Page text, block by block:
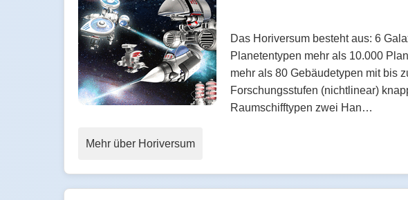
Das Horiversum besteht aus: 6
Planetentypen mehr als 10.000
mehr als 80 Gebäudetypen mit bis
Forschungsstufen (nichtlinear)
Raumschifftypen zwei Han…
Mehr über Horiversum